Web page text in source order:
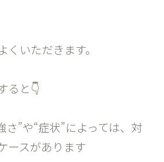
くいただきます。
ると👇
”や“症状”によっては、対
ースがあります